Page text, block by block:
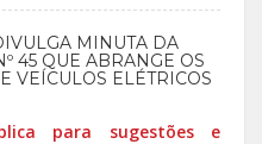
MINUTA DA
45 QUE ABRANGE OS
VEÍCULOS ELÉTRICOS
para sugestões e